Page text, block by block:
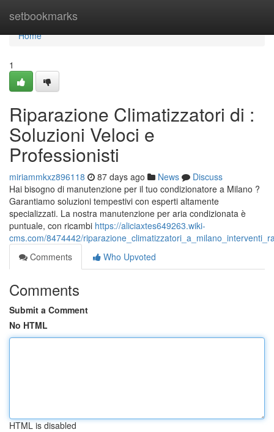
setbookmarks
Home
Home
1
Riparazione Climatizzatori di :
Soluzioni Veloci e
Professionisti
miriammkxz896118 87 days ago News
Discuss
Hai bisogno di manutenzione per il tuo condizionatore a Milano ?
Garantiamo soluzioni tempestivi con esperti altamente
specializzati. La nostra manutenzione per aria condizionata è
puntuale, con ricambi https://aliciaxtes649263.wiki-
cms.com/8474442/
Comments
Who Upvoted
Comments
Submit a Comment
No HTML
HTML is disabled